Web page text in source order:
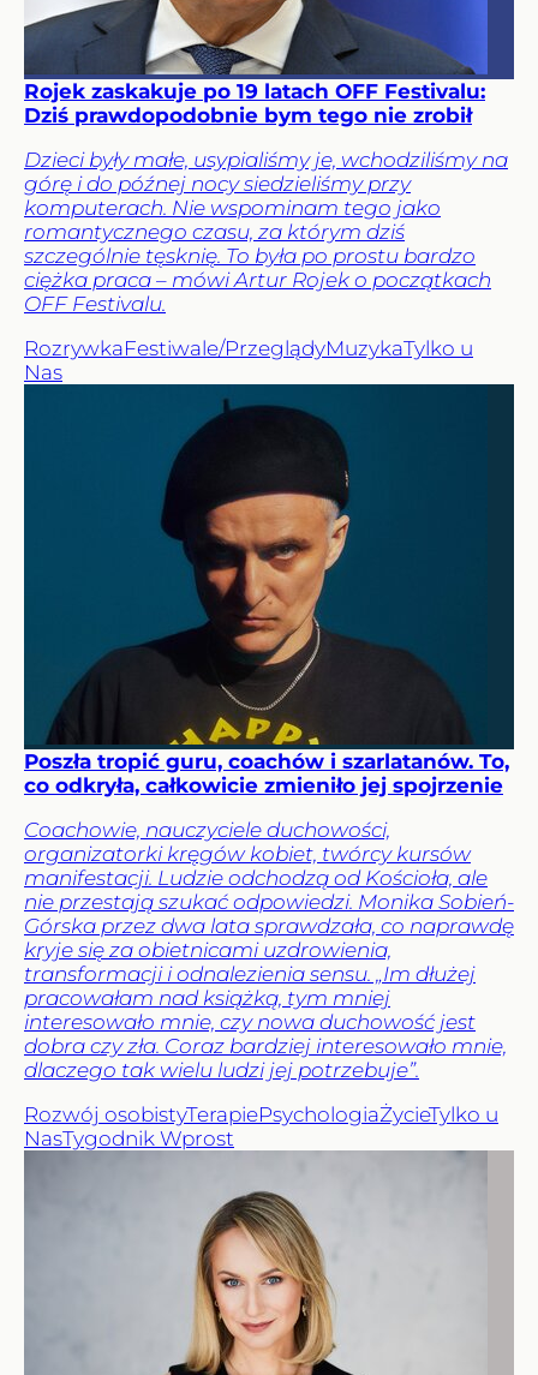
Rojek zaskakuje po 19 latach OFF Festivalu:
Dziś prawdopodobnie bym tego nie zrobił
Dzieci były małe, usypialiśmy je, wchodziliśmy na
górę i do późnej nocy siedzieliśmy przy
komputerach. Nie wspominam tego jako
romantycznego czasu, za którym dziś
szczególnie tęsknię. To była po prostu bardzo
ciężka praca – mówi Artur Rojek o początkach
OFF Festivalu.
RozrywkaFestiwale/PrzeglądyMuzykaTylko u
Nas
Poszła tropić guru, coachów i szarlatanów. To,
co odkryła, całkowicie zmieniło jej spojrzenie
Coachowie, nauczyciele duchowości,
organizatorki kręgów kobiet, twórcy kursów
manifestacji. Ludzie odchodzą od Kościoła, ale
nie przestają szukać odpowiedzi. Monika Sobień-
Górska przez dwa lata sprawdzała, co naprawdę
kryje się za obietnicami uzdrowienia,
transformacji i odnalezienia sensu. „Im dłużej
pracowałam nad książką, tym mniej
interesowało mnie, czy nowa duchowość jest
dobra czy zła. Coraz bardziej interesowało mnie,
dlaczego tak wielu ludzi jej potrzebuje”.
Rozwój osobistyTerapiePsychologiaŻycieTylko u
NasTygodnik Wprost